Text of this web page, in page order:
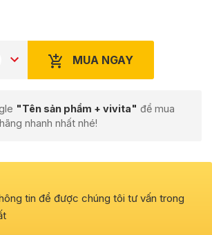
MUA NGAY
"Tên sản phẩm + vivita" để mua
nhanh nhất nhé!
tin để được chúng tôi tư vấn trong